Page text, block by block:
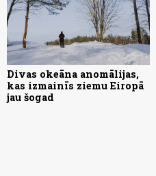
Divas okeāna anomālijas,
kas izmainīs ziemu Eiropā
jau šogad